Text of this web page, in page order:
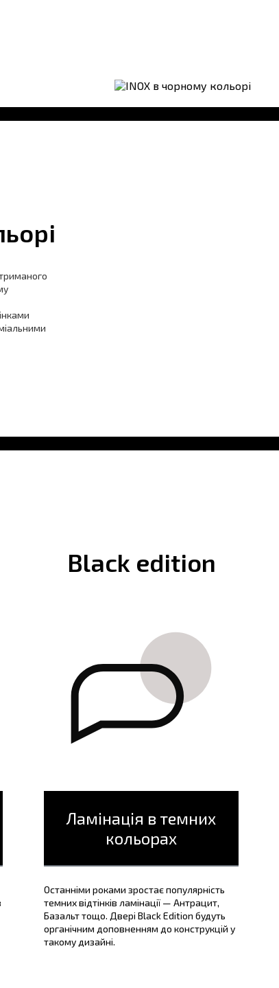
Black edition
Ламінація в темних
кольорах
Останніми роками зростає популярність
темних відтінків ламінації — Антрацит,
Базальт тощо. Двері Black Edition будуть
органічним доповненням до конструкцій у
такому дизайні.